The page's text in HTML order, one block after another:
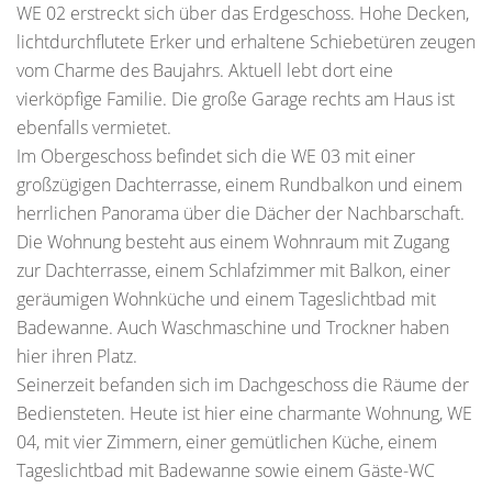
WE 02 erstreckt sich über das Erdgeschoss. Hohe Decken,
lichtdurchflutete Erker und erhaltene Schiebetüren zeugen
vom Charme des Baujahrs. Aktuell lebt dort eine
vierköpfige Familie. Die große Garage rechts am Haus ist
ebenfalls vermietet.
Im Obergeschoss befindet sich die WE 03 mit einer
großzügigen Dachterrasse, einem Rundbalkon und einem
herrlichen Panorama über die Dächer der Nachbarschaft.
Die Wohnung besteht aus einem Wohnraum mit Zugang
zur Dachterrasse, einem Schlafzimmer mit Balkon, einer
geräumigen Wohnküche und einem Tageslichtbad mit
Badewanne. Auch Waschmaschine und Trockner haben
hier ihren Platz.
Seinerzeit befanden sich im Dachgeschoss die Räume der
Bediensteten. Heute ist hier eine charmante Wohnung, WE
04, mit vier Zimmern, einer gemütlichen Küche, einem
Tageslichtbad mit Badewanne sowie einem Gäste-WC